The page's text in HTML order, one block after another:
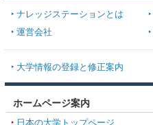
ナレッジステーションとは
運営会社
大学情報の登録と修正案内
ホームページ案内
日本の大学トップページ